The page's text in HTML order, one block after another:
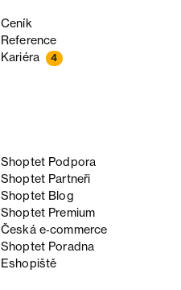
Ceník
Reference
Kariéra 4
Shoptet Podpora
Shoptet Partneři
Shoptet Blog
Shoptet Premium
Česká e‑commerce
Shoptet Poradna
Eshopiště